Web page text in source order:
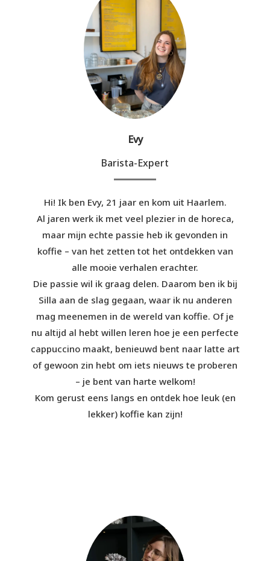
Evy
Barista-Expert
Hi! Ik ben Evy, 21 jaar en kom uit Haarlem.
Al jaren werk ik met veel plezier in de horeca,
maar mijn echte passie heb ik gevonden in
koffie – van het zetten tot het ontdekken van
alle mooie verhalen erachter.
Die passie wil ik graag delen. Daarom ben ik bij
Silla aan de slag gegaan, waar ik nu anderen
mag meenemen in de wereld van koffie. Of je
nu altijd al hebt willen leren hoe je een perfecte
cappuccino maakt, benieuwd bent naar latte art
of gewoon zin hebt om iets nieuws te proberen
– je bent van harte welkom!
Kom gerust eens langs en ontdek hoe leuk (en
lekker) koffie kan zijn!